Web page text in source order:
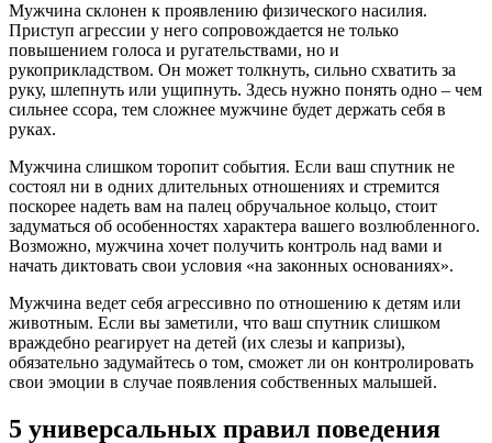
Мужчина склонен к проявлению физического насилия.
Приступ агрессии у него сопровождается не только
повышением голоса и ругательствами, но и
рукоприкладством. Он может толкнуть, сильно схватить за
руку, шлепнуть или ущипнуть. Здесь нужно понять одно – чем
сильнее ссора, тем сложнее мужчине будет держать себя в
руках.
Мужчина слишком торопит события. Если ваш спутник не
состоял ни в одних длительных отношениях и стремится
поскорее надеть вам на палец обручальное кольцо, стоит
задуматься об особенностях характера вашего возлюбленного.
Возможно, мужчина хочет получить контроль над вами и
начать диктовать свои условия «на законных основаниях».
Мужчина ведет себя агрессивно по отношению к детям или
животным. Если вы заметили, что ваш спутник слишком
враждебно реагирует на детей (их слезы и капризы),
обязательно задумайтесь о том, сможет ли он контролировать
свои эмоции в случае появления собственных малышей.
5 универсальных правил поведения